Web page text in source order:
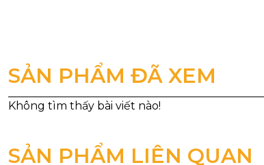
SẢN PHẨM ĐÃ XEM
SẢN PHẨM LIÊN QUAN